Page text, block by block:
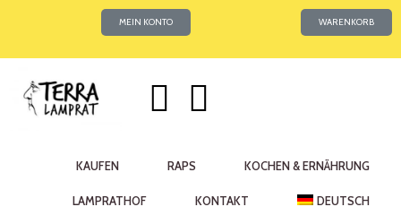
MEIN KONTO WARENKORB
KAUFEN RAPS KOCHEN & ERNÄHRUNG
LAMPRATHOF KONTAKT DEUTSCH